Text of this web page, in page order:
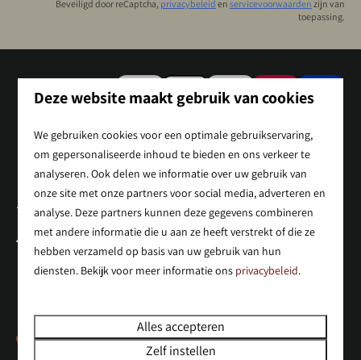
Beveiligd door reCaptcha, privacybeleid en servicevoorwaarden zijn van
toepassing.
Veilig betalen
Holterweg 85
8112 AE Nieuw Heeten
Overijssel
+31(0)572321342
Deze website maakt gebruik van cookies
We gebruiken cookies voor een optimale gebruikservaring,
om gepersonaliseerde inhoud te bieden en ons verkeer te
analyseren. Ook delen we informatie over uw gebruik van
onze site met onze partners voor social media, adverteren en
analyse. Deze partners kunnen deze gegevens combineren
met andere informatie die u aan ze heeft verstrekt of die ze
hebben verzameld op basis van uw gebruik van hun
diensten. Bekijk voor meer informatie ons privacybeleid.
Alles accepteren
Zelf instellen